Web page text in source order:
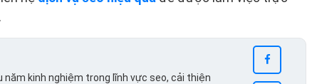
năm kinh nghiệm trong lĩnh vực seo, cải thiện